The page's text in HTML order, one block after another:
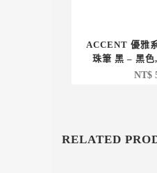
ACCENT 優雅
珠筆 黑 – 黑
NT$
RELATED